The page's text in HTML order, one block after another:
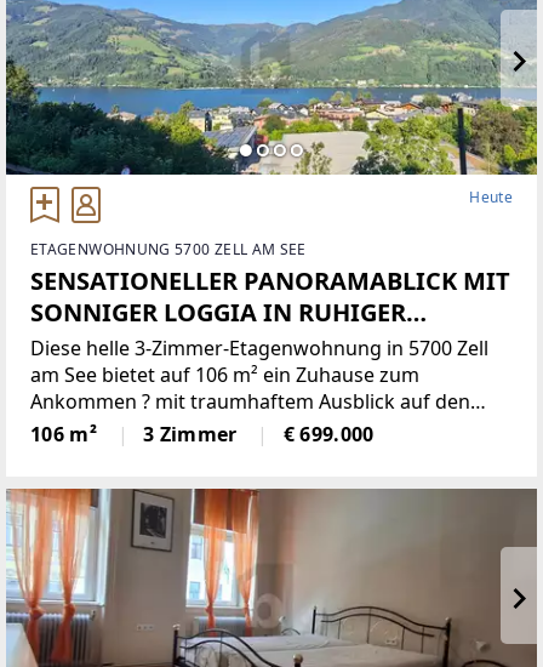
Heute
ETAGENWOHNUNG 5700 ZELL AM SEE
SENSATIONELLER PANORAMABLICK MIT
SONNIGER LOGGIA IN RUHIGER
WOHNGEGEND
Diese helle 3-Zimmer-Etagenwohnung in 5700 Zell
am See bietet auf 106 m² ein Zuhause zum
Ankommen ? mit traumhaftem Ausblick auf den
Zeller See. Ideal für Paare, kleine Familien oder
Menschen, die zentral und aktiv leben möchten: in 5
106 m² 3 Zimmer € 699.000